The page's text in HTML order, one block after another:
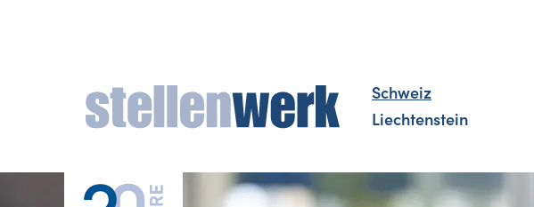
Schweiz
Liechtenstein